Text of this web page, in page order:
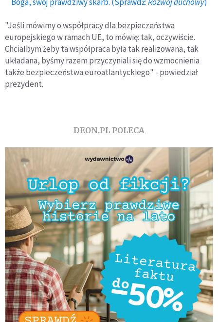
"Jeśli mówimy o współpracy dla bezpieczeństwa
europejskiego w ramach UE, to mówię: tak, oczywiście.
Chciałbym żeby ta współpraca była tak realizowana, tak
układana, byśmy razem przyczyniali się do wzmocnienia
także bezpieczeństwa euroatlantyckiego" - powiedział
prezydent.
DEON.PL POLECA